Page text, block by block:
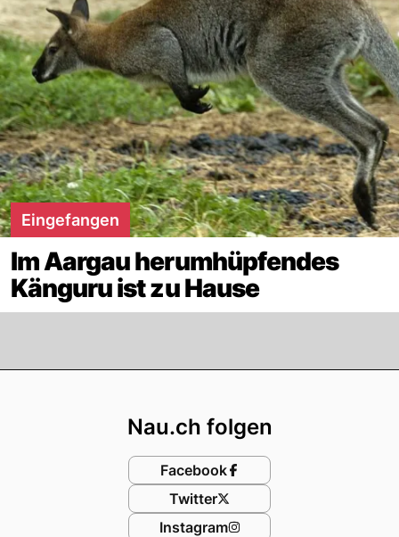
Eingefangen
Im Aargau herumhüpfendes
Känguru ist zu Hause
Nau.ch folgen
Facebook
Twitter
Instagram